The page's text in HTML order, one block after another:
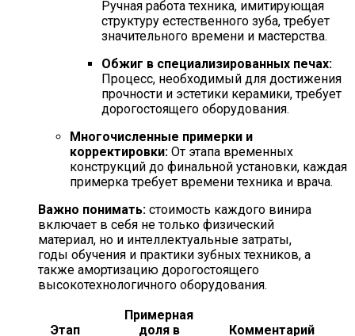
Ручная работа техника, имитирующая
структуру естественного зуба, требует
значительного времени и мастерства.
Обжиг в специализированных печах:
Процесс, необходимый для достижения
прочности и эстетики керамики, требует
дорогостоящего оборудования.
Многочисленные примерки и
корректировки: От этапа временных
конструкций до финальной установки, каждая
примерка требует времени техника и врача.
Важно понимать: стоимость каждого винира
включает в себя не только физический
материал, но и интеллектуальные затраты,
годы обучения и практики зубных техников, а
также амортизацию дорогостоящего
высокотехнологичного оборудования.
Этап
Примерная
доля в
Комментарий